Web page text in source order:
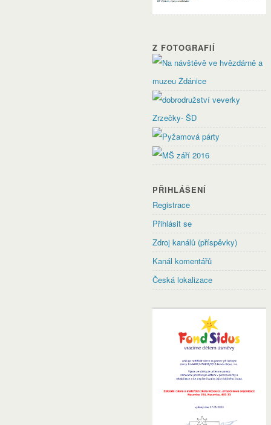
Z FOTOGRAFIÍ
PŘIHLÁŠENÍ
Registrace
Přihlásit se
Zdroj kanálů (příspěvky)
Kanál komentářů
Česká lokalizace